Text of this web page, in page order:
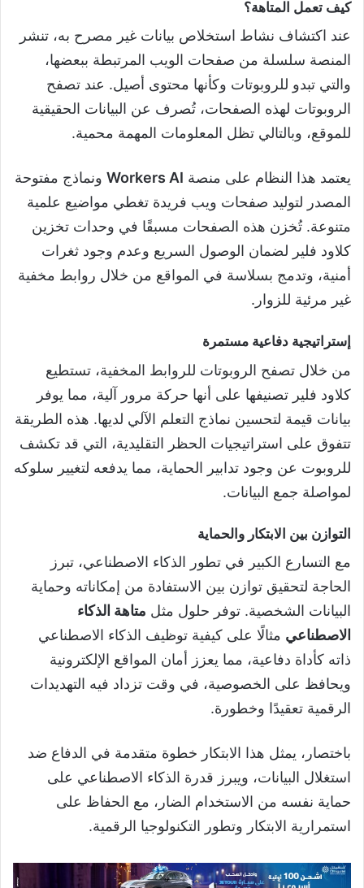
كيف تعمل المتاهة؟
عند اكتشاف نشاط استخلاص بيانات غير مصرح به، تنشر
المنصة سلسلة من صفحات الويب المرتبطة ببعضها،
والتي تبدو للروبوتات وكأنها محتوى أصيل. عند تصفح
الروبوتات لهذه الصفحات، تُصرف عن البيانات الحقيقية
للموقع، وبالتالي تظل المعلومات المهمة محمية.
يعتمد هذا النظام على منصة Workers AI ونماذج مفتوحة
المصدر لتوليد صفحات ويب فريدة تغطي مواضيع علمية
متنوعة. تُخزن هذه الصفحات مسبقًا في وحدات تخزين
كلاود فلير لضمان الوصول السريع وعدم وجود ثغرات
أمنية، وتدمج بسلاسة في المواقع من خلال روابط مخفية
غير مرئية للزوار.
إستراتيجية دفاعية مستمرة
من خلال تصفح الروبوتات للروابط المخفية، تستطيع
كلاود فلير تصنيفها على أنها حركة مرور آلية، مما يوفر
بيانات قيمة لتحسين نماذج التعلم الآلي لديها. هذه الطريقة
تتفوق على استراتيجيات الحظر التقليدية، التي قد تكشف
للروبوت عن وجود تدابير الحماية، مما يدفعه لتغيير سلوكه
لمواصلة جمع البيانات.
التوازن بين الابتكار والحماية
مع التسارع الكبير في تطور الذكاء الاصطناعي، تبرز
الحاجة لتحقيق توازن بين الاستفادة من إمكاناته وحماية
البيانات الشخصية. توفر حلول مثل متاهة الذكاء
الاصطناعي مثالًا على كيفية توظيف الذكاء الاصطناعي
ذاته كأداة دفاعية، مما يعزز أمان المواقع الإلكترونية
ويحافظ على الخصوصية، في وقت تزداد فيه التهديدات
الرقمية تعقيدًا وخطورة.
باختصار، يمثل هذا الابتكار خطوة متقدمة في الدفاع ضد
استغلال البيانات، ويبرز قدرة الذكاء الاصطناعي على
حماية نفسه من الاستخدام الضار، مع الحفاظ على
استمرارية الابتكار وتطور التكنولوجيا الرقمية.